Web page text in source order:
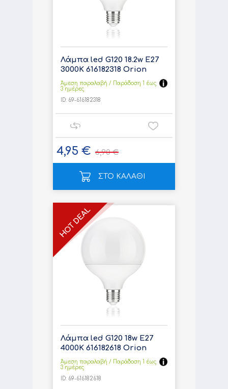
Λάμπα led G120 18.2w E27
3000K 616182318 Orion
Άμεση παραλαβή / Παράδoση 1 έως
3 ημέρες
ID: 69-616182318
4,95 € 6,90 €
ΣΤΟ ΚΑΛΑΘΙ
Λάμπα led G120 18w E27
4000K 616182618 Orion
Άμεση παραλαβή / Παράδoση 1 έως
3 ημέρες
ID: 69-616182618